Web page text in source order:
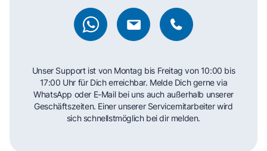
Unser Support ist von Montag bis Freitag von 10:00 bis
17:00 Uhr für Dich erreichbar. Melde Dich gerne via
WhatsApp oder E-Mail bei uns auch außerhalb unserer
Geschäftszeiten. Einer unserer Servicemitarbeiter wird
sich schnellstmöglich bei dir melden.